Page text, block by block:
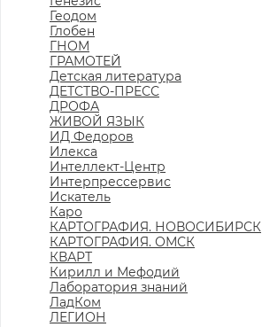
Геодом
Глобен
ГНОМ
ГРАМОТЕЙ
Детская литература
ДЕТСТВО-ПРЕСС
ДРОФА
ЖИВОЙ ЯЗЫК
ИД Федоров
Илекса
Интеллект-Центр
Интерпрессервис
Искатель
Каро
КАРТОГРАФИЯ. НОВОСИБИРСК
КАРТОГРАФИЯ. ОМСК
КВАРТ
Кирилл и Мефодий
Лаборатория знаний
ЛадКом
ЛЕГИОН